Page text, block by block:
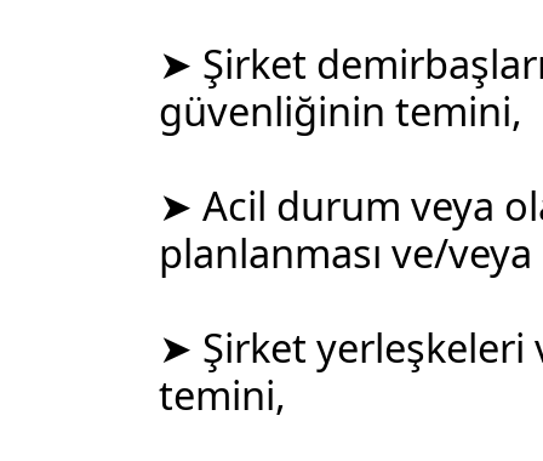
➤ Şirket
güvenliğinin temini,
➤ Acil durum veya
planlanması ve/veya
➤ Şirket
temini,